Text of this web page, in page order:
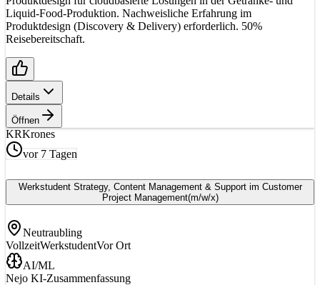
Liquid-Food-Produktion. Nachweisliche Erfahrung im
Produktdesign (Discovery & Delivery) erforderlich. 50%
Reisebereitschaft.
Details
Öffnen
KRKrones
vor 7 Tagen
Werkstudent Strategy, Content Management & Support im Customer
Project Management(m/w/x)
Neutraubling
VollzeitWerkstudentVor Ort
AI/ML
Nejo KI-Zusammenfassung